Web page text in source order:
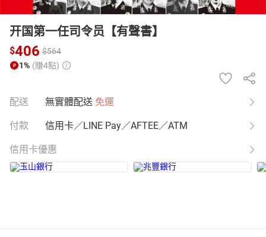
开国第一任司令员【有聲書】
$406 $564
1% (賺4點)
配送 無實體配送 免運
付款 信用卡／LINE Pay／AFTEE／ATM
信用卡優惠